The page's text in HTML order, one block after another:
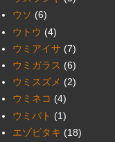
ウソ (6)
ウトウ (4)
ウミアイサ (7)
ウミガラス (6)
ウミスズメ (2)
ウミネコ (4)
ウミバト (1)
エゾビタキ (18)